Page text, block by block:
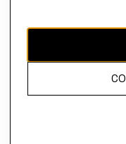
El contenido de esta
propiedad de H&M